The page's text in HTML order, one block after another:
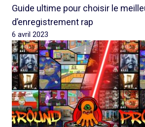
Guide ultime pour choisir le
d’enregistrement rap
6 avril 2023